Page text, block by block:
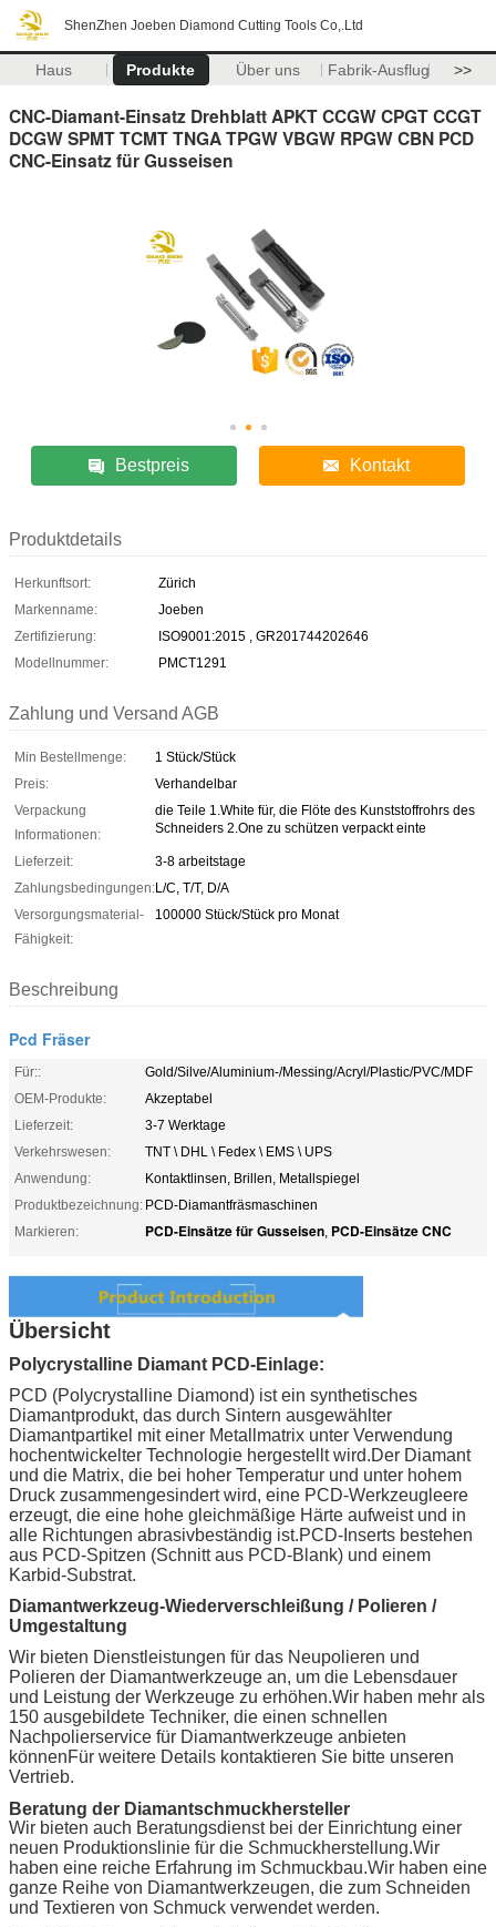
ShenZhen Joeben Diamond Cutting Tools Co,.Ltd
Haus Produkte Über uns Fabrik-Ausflug >>
CNC-Diamant-Einsatz Drehblatt APKT CCGW CPGT CCGT
DCGW SPMT TCMT TNGA TPGW VBGW RPGW CBN PCD
CNC-Einsatz für Gusseisen
Bestpreis Kontakt
Produktdetails
Herkunftsort:
Zürich
Markenname:
Joeben
Zertifizierung:
ISO9001:2015 , GR201744202646
Modellnummer:
PMCT1291
Zahlung und Versand AGB
Min Bestellmenge:
1 Stück/Stück
Preis:
Verhandelbar
Verpackung
Informationen:
die Teile 1.White für, die Flöte des Kunststoffrohrs des
Schneiders 2.One zu schützen verpackt einte
Lieferzeit:
3-8 arbeitstage
Zahlungsbedingungen:L/C, T/T, D/A
Versorgungsmaterial-
Fähigkeit:
100000 Stück/Stück pro Monat
Beschreibung
Pcd Fräser
Für::
Gold/Silve/Aluminium-/Messing/Acryl/Plastic/PVC/MDF
OEM-Produkte:
Akzeptabel
Lieferzeit:
3-7 Werktage
Verkehrswesen:
TNT \ DHL \ Fedex \ EMS \ UPS
Anwendung:
Kontaktlinsen, Brillen, Metallspiegel
Produktbezeichnung: PCD-Diamantfräsmaschinen
Markieren:
PCD-Einsätze für Gusseisen, PCD-Einsätze CNC
Übersicht
Polycrystalline Diamant PCD-Einlage:
PCD (Polycrystalline Diamond) ist ein synthetisches
Diamantprodukt, das durch Sintern ausgewählter
Diamantpartikel mit einer Metallmatrix unter Verwendung
hochentwickelter Technologie hergestellt wird.Der Diamant
und die Matrix, die bei hoher Temperatur und unter hohem
Druck zusammengesindert wird, eine PCD-Werkzeugleere
erzeugt, die eine hohe gleichmäßige Härte aufweist und in
alle Richtungen abrasivbeständig ist.PCD-Inserts bestehen
aus PCD-Spitzen (Schnitt aus PCD-Blank) und einem
Karbid-Substrat.
Diamantwerkzeug-Wiederverschleißung / Polieren /
Umgestaltung
Wir bieten Dienstleistungen für das Neupolieren und
Polieren der Diamantwerkzeuge an, um die Lebensdauer
und Leistung der Werkzeuge zu erhöhen.Wir haben mehr als
150 ausgebildete Techniker, die einen schnellen
Nachpolierservice für Diamantwerkzeuge anbieten
könnenFür weitere Details kontaktieren Sie bitte unseren
Vertrieb.
Beratung der Diamantschmuckhersteller
Wir bieten auch Beratungsdienst bei der Einrichtung einer
neuen Produktionslinie für die Schmuckherstellung.Wir
haben eine reiche Erfahrung im Schmuckbau.Wir haben eine
ganze Reihe von Diamantwerkzeugen, die zum Schneiden
und Textieren von Schmuck verwendet werden.